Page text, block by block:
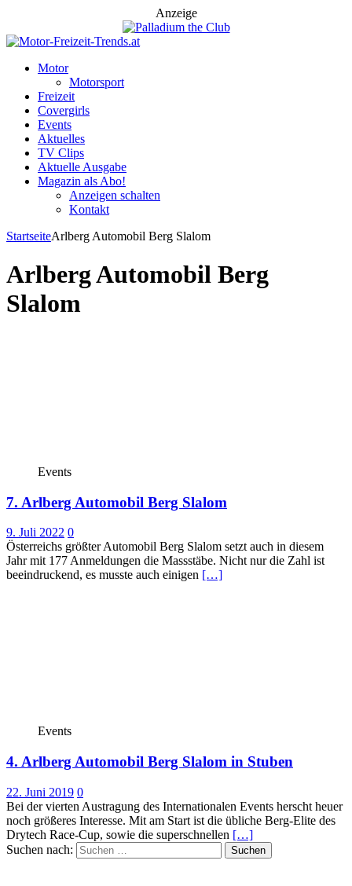
Anzeige
Motor
Motorsport
Freizeit
Covergirls
Events
Aktuelles
TV Clips
Aktuelle Ausgabe
Magazin als Abo!
Anzeigen schalten
Kontakt
StartseiteArlberg Automobil Berg Slalom
Arlberg Automobil Berg
Slalom
Events
7. Arlberg Automobil Berg Slalom
9. Juli 2022 0
Österreichs größter Automobil Berg Slalom setzt auch in diesem
Jahr mit 177 Anmeldungen die Massstäbe. Nicht nur die Zahl ist
beeindruckend, es musste auch einigen […]
Events
4. Arlberg Automobil Berg Slalom in Stuben
22. Juni 2019 0
Bei der vierten Austragung des Internationalen Events herscht heuer
noch größeres Interesse. Mit am Start ist die übliche Berg-Elite des
Drytech Race-Cup, sowie die superschnellen […]
Suchen nach: